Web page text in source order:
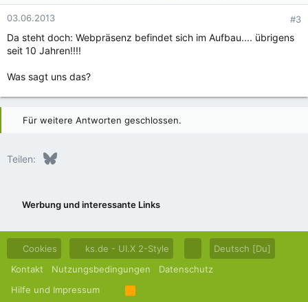
03.06.2013 #3
Da steht doch: Webpräsenz befindet sich im Aufbau.... übrigens
seit 10 Jahren!!!!
Was sagt uns das?
Für weitere Antworten geschlossen.
Teilen: Bluesky
Werbung und interessante Links
Cookies ks.de - UI.X 2-Style
Deutsch [Du]
Kontakt
Nutzungsbedingungen
Datenschutz
Hilfe und Impressum
R
S